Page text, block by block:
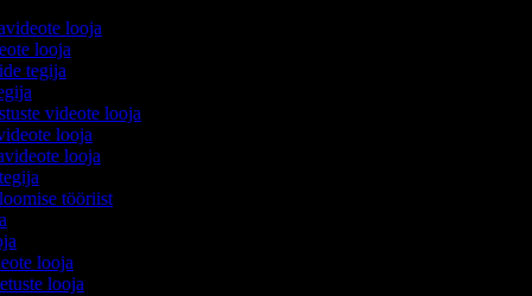
looja
looja
tegija
videote looja
looja
looja
tööriist
looja
looja